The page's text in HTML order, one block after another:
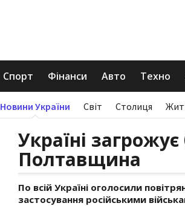
Спорт Фінанси Авто Техно
Новини України Світ Столиця
Україні
Полтавщина
По всій Україні оголосили
застосування російськими